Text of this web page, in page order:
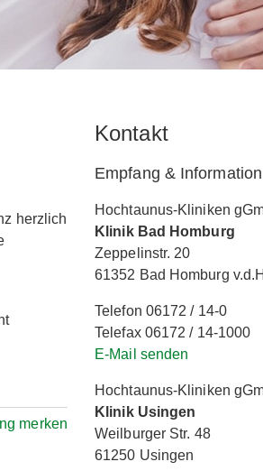
herzlich
merken
Kontakt
Empfang & Information
Hochtaunus-Kliniken
Klinik Bad Homburg
Zeppelinstr. 20
61352 Bad Homburg
Telefon 06172 / 14-0
Telefax 06172 / 14-1000
E-Mail senden
Hochtaunus-Kliniken
Klinik Usingen
Weilburger Str. 48
61250 Usingen